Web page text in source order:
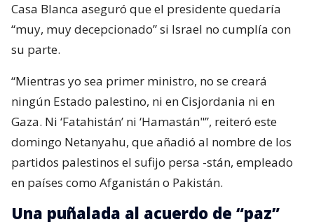
Casa Blanca aseguró que el presidente quedaría
“muy, muy decepcionado” si Israel no cumplía con
su parte.
“Mientras yo sea primer ministro, no se creará
ningún Estado palestino, ni en Cisjordania ni en
Gaza. Ni ‘Fatahistán’ ni ‘Hamastán"”, reiteró este
domingo Netanyahu, que añadió al nombre de los
partidos palestinos el sufijo persa -stán, empleado
en países como Afganistán o Pakistán.
Una puñalada al acuerdo de “paz”